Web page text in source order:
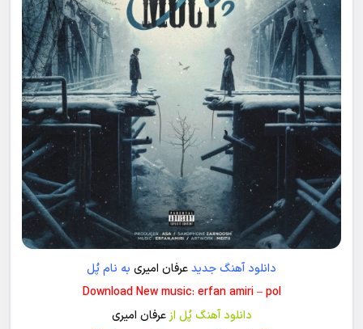
دانلود آهنگ جدیدعرفان امیری به نام پُل
Download New music: erfan amiri – pol
دانلود آهنگ پُل ازعرفان امیری